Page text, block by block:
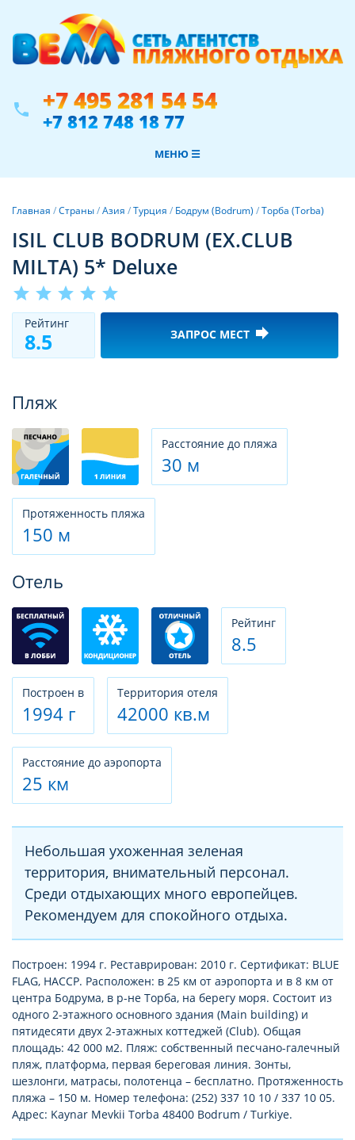
phone +7 495 281 54 54
+7 812 748 18 77
МЕНЮ ☰
Главная /Страны/Азия /Турция / Бодрум (Bodrum) /Торба (Torba)
ISIL CLUB BODRUM (EX.CLUB
MILTA) 5* Deluxe
star star star star star
Рeйтинг
8.5 ЗАПРОС МЕСТ forward
Пляж
Расстояние до пляжа
30 м
Протяженность пляжа
150 м
Отель
Рeйтинг
8.5
Построен в
1994 г
Территория отеля
42000 кв.м
Расстояние до аэропорта
25 км
Небольшая ухоженная зеленая
территория, внимательный персонал.
Среди отдыхающих много европейцев.
Рекомендуем для спокойного отдыха.
Построен: 1994 г. Реставрирован: 2010 г. Сертификат: BLUE
FLAG, HACCP. Расположен: в 25 км от аэропорта и в 8 км от
центра Бодрума, в р-не Торба, на берегу моря. Состоит из
одного 2-этажного основного здания (Main building) и
пятидесяти двух 2-этажных коттеджей (Club). Общая
площадь: 42 000 м2. Пляж: собственный песчано-галечный
пляж, платформа, первая береговая линия. Зонты,
шезлонги, матрасы, полотенца – бесплатно. Протяженность
пляжа – 150 м. Номер телефона: (252) 337 10 10 / 337 10 05.
Адрес: Kaynar Mevkii Torba 48400 Bodrum / Turkiye.